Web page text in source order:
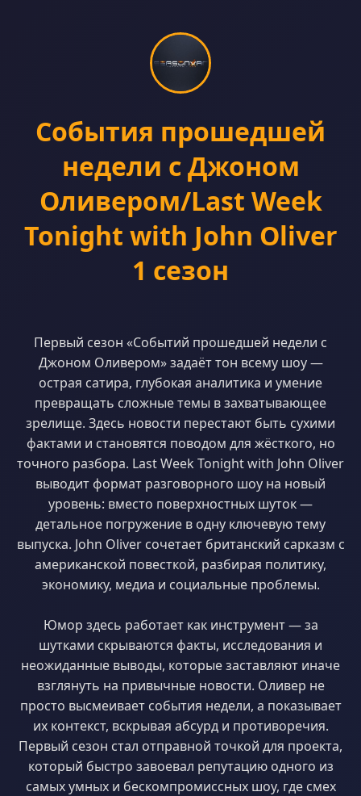
События прошедшей
недели с Джоном
Оливером/Last Week
Tonight with John Oliver
1 сезон
Первый сезон «Событий прошедшей недели с
Джоном Оливером» задаёт тон всему шоу —
острая сатира, глубокая аналитика и умение
превращать сложные темы в захватывающее
зрелище. Здесь новости перестают быть сухими
фактами и становятся поводом для жёсткого, но
точного разбора. Last Week Tonight with John Oliver
выводит формат разговорного шоу на новый
уровень: вместо поверхностных шуток —
детальное погружение в одну ключевую тему
выпуска. John Oliver сочетает британский сарказм с
американской повесткой, разбирая политику,
экономику, медиа и социальные проблемы.
Юмор здесь работает как инструмент — за
шутками скрываются факты, исследования и
неожиданные выводы, которые заставляют иначе
взглянуть на привычные новости. Оливер не
просто высмеивает события недели, а показывает
их контекст, вскрывая абсурд и противоречия.
Первый сезон стал отправной точкой для проекта,
который быстро завоевал репутацию одного из
самых умных и бескомпромиссных шоу, где смех